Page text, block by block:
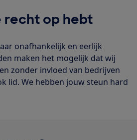
recht op hebt
onafhankelijk en eerlijk
maken het mogelijk dat wij
zonder invloed van bedrijven
lid. We hebben jouw steun hard